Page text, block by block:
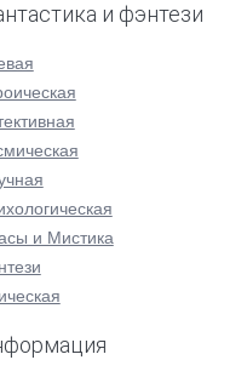
и фэнтези
и Мистика